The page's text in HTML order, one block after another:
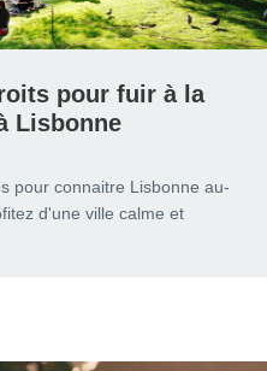
pour fuir à la
Lisbonne
pour connaitre Lisbonne au-
d'une ville calme et